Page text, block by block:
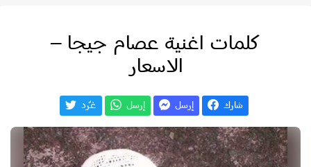
كلمات اغنية عصام جيجا –
الاسعار
شارك إرسل إرسل غـّرد